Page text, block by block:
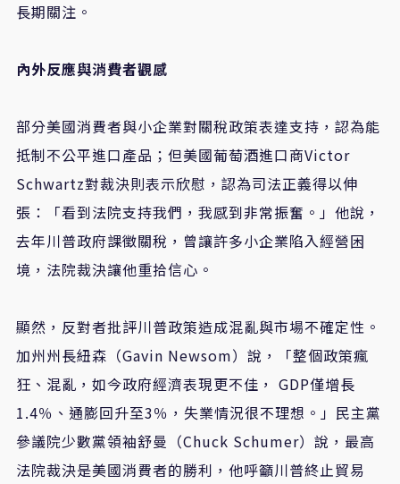
長期關注。
內外反應與消費者觀感
部分美國消費者與小企業對關稅政策表達支持，認為能
抵制不公平進口產品；但美國葡萄酒進口商Victor
Schwartz對裁決則表示欣慰，認為司法正義得以伸
張：「看到法院支持我們，我感到非常振奮。」他說，
去年川普政府課徵關稅，曾讓許多小企業陷入經營困
境，法院裁決讓他重拾信心。
顯然，反對者批評川普政策造成混亂與市場不確定性。
加州州長紐森（Gavin Newsom）說，「整個政策瘋
狂、混亂，如今政府經濟表現更不佳， GDP僅增長
1.4％、通膨回升至3％，失業情況很不理想。」民主黨
參議院少數黨領袖舒曼（Chuck Schumer）說，最高
法院裁決是美國消費者的勝利，他呼籲川普終止貿易